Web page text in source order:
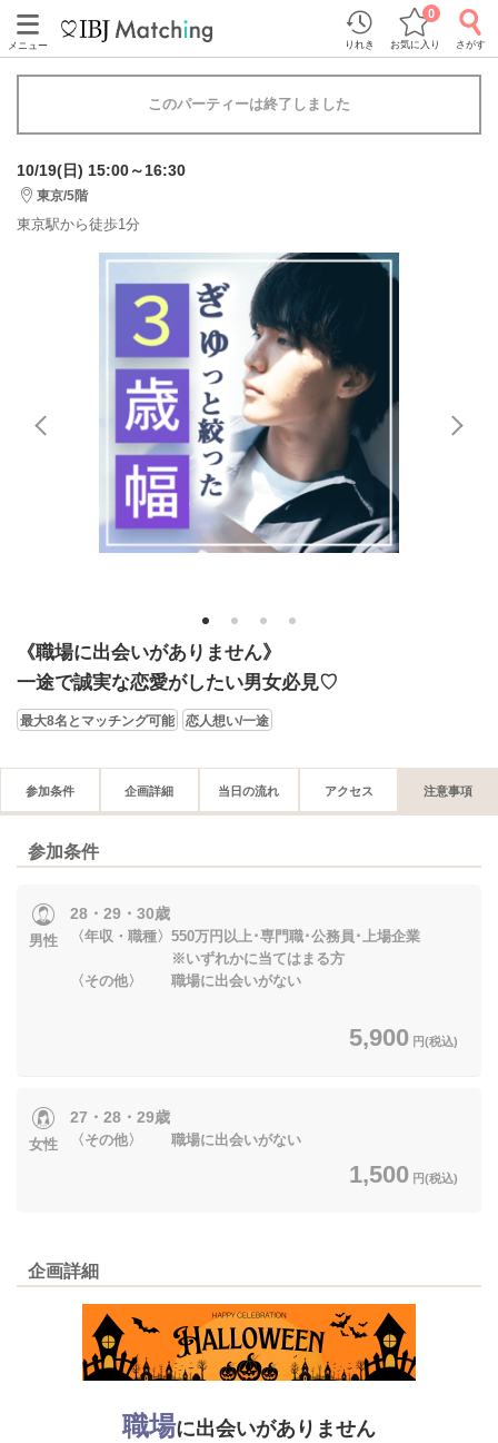
メニュー りれき お気に入り
0
さがす
このパーティーは終了しました
10/19(日) 15:00～16:30
東京/5階
東京駅から徒歩1分
1 2 3 4
《職場に出会いがありません》
一途で誠実な恋愛がしたい男女必見♡
最大8名とマッチング可能 恋人想い/一途
参加条件 企画詳細 当日の流れ アクセス 注意事項
参加条件
男性
28・29・30歳
〈年収・職種〉550万円以上･専門職･公務員･上場企業
※いずれかに当てはまる方
〈その他〉 職場に出会いがない
5,900 円(税込)
女性
27・28・29歳
〈その他〉 職場に出会いがない
1,500 円(税込)
企画詳細
職場に出会いがありません